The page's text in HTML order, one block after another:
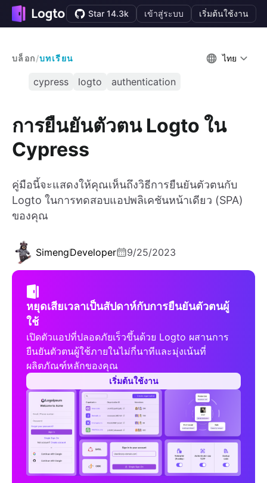
Star 14.3k เข้าสู่ระบบ เริ่มต้นใช้งาน
บล็อก/บทเรียน ไทย
cypress logto authentication
การยืนยันตัวตน Logto ใน
Cypress
คู่มือนี้จะแสดงให้คุณเห็นถึงวิธีการยืนยันตัวตนกับ
Logto ในการทดสอบแอปพลิเคชันหน้าเดียว (SPA)
ของคุณ
SimengDeveloper 9/25/2023
หยุดเสียเวลาเป็นสัปดาห์กับการยืนยันตัวตนผู้
ใช้
เปิดตัวแอปที่ปลอดภัยเร็วขึ้นด้วย Logto ผสานการ
ยืนยันตัวตนผู้ใช้ภายในไม่กี่นาทีและมุ่งเน้นที่
ผลิตภัณฑ์หลักของคุณ
เริ่มต้นใช้งาน